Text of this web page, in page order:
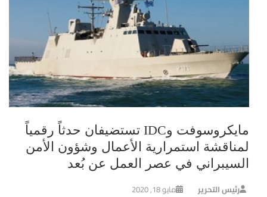
مايكروسوفت وIDC تستضيفان حدثاً رقمياً
لمناقشة استمرارية الأعمال وشؤون الأمن
السيبراني في عصر العمل عن بُعد
رئيس التحرير مايو 18, 2020